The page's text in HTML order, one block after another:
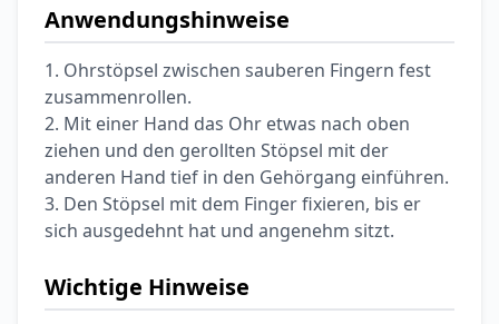
Anwendungshinweise
1. Ohrstöpsel zwischen sauberen Fingern fest
zusammenrollen.
2. Mit einer Hand das Ohr etwas nach oben
ziehen und den gerollten Stöpsel mit der
anderen Hand tief in den Gehörgang einführen.
3. Den Stöpsel mit dem Finger fixieren, bis er
sich ausgedehnt hat und angenehm sitzt.
Wichtige Hinweise